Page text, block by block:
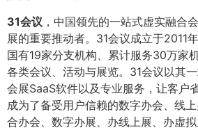
31会议 ，中国领先的一站式虚实融合
展的重要推动者。31会议成立于2011
国有19家分支机构、累计服务30万家
各类会议、活动与展览。31会议以其
会展SaaS软件以及专业服务，让客户
成为了备受用户信赖的数字办会、线
合办会、数字办展、办线上展、办虚